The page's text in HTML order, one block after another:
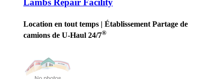
Lambs Repair Facility
Location en tout temps | Établissement Partage de
camions de U-Haul 24/7®